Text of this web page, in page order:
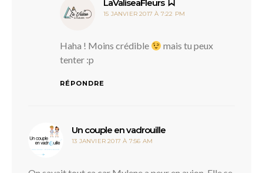
LaValiseaFleurs
15 JANVIER 2017 À 7:22 PM
Haha ! Moins crédible
mais tu peux
tenter :p
RÉPONDRE
Un couple en vadrouille
13 JANVIER 2017 À 7:56 AM